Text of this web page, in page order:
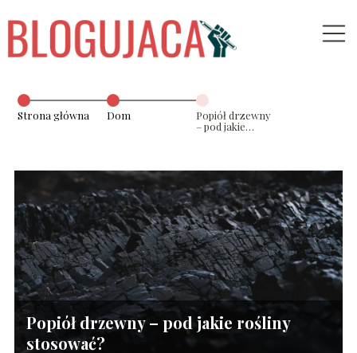
Strona główna Dom
Popiół drzewny
– pod jakie
Popiół drzewny – pod jakie rośliny
stosować?